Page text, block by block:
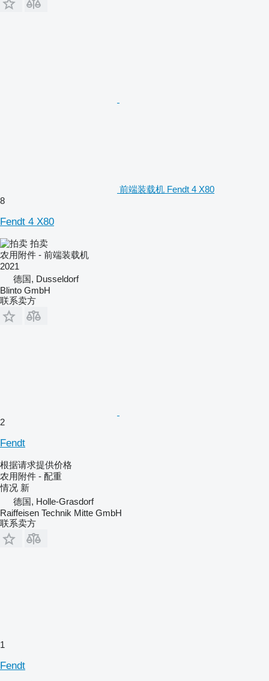
前端装载机 Fendt 4 X80
8
Fendt 4 X80
拍卖
农用附件 - 前端装载机
2021
德国, Dusseldorf
Blinto GmbH
联系卖方
2
Fendt
根据请求提供价格
农用附件 - 配重
情况 新
德国, Holle-Grasdorf
Raiffeisen Technik Mitte GmbH
联系卖方
1
Fendt